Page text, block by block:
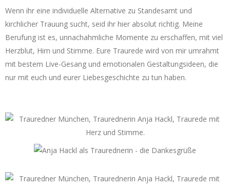
Wenn ihr eine individuelle Alternative zu Standesamt und
kirchlicher Trauung sucht, seid ihr hier absolut richtig. Meine
Berufung ist es, unnachahmliche Momente zu erschaffen, mit viel
Herzblut, Hirn und Stimme. Eure Traurede wird von mir umrahmt
mit bestem Live-Gesang und emotionalen Gestaltungsideen, die
nur mit euch und eurer Liebesgeschichte zu tun haben.